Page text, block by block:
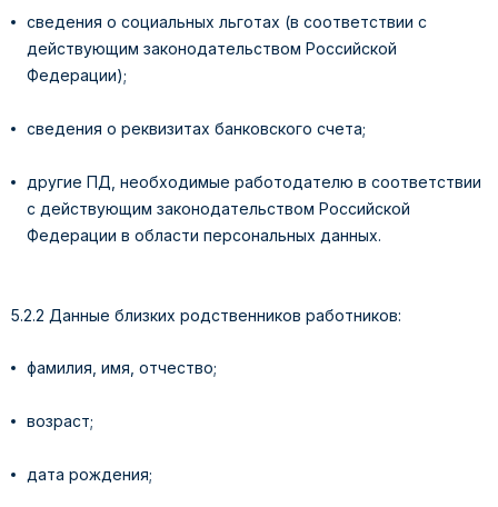
сведения о социальных льготах (в соответствии с
действующим законодательством Российской
Федерации);
сведения о реквизитах банковского счета;
другие ПД, необходимые работодателю в соответствии
с действующим законодательством Российской
Федерации в области персональных данных.
5.2.2 Данные близких родственников работников:
фамилия, имя, отчество;
возраст;
дата рождения;